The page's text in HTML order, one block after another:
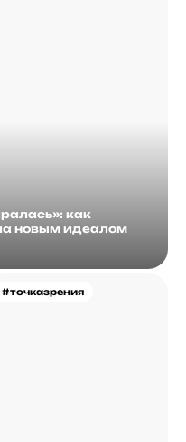
как
новым идеалом
#точказрения